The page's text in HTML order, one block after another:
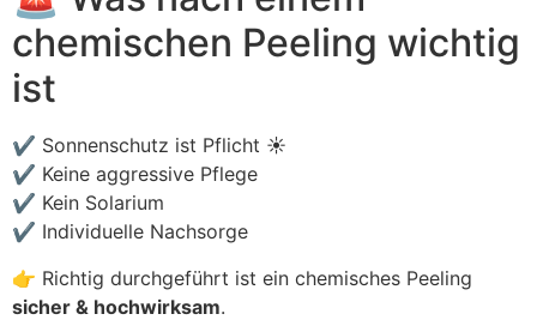
chemischen Peeling wichtig
ist
✔ Sonnenschutz ist Pflicht ☀️
✔ Keine aggressive Pflege
✔ Kein Solarium
✔ Individuelle Nachsorge
👉 Richtig durchgeführt ist ein chemisches Peeling
sicher & hochwirksam.